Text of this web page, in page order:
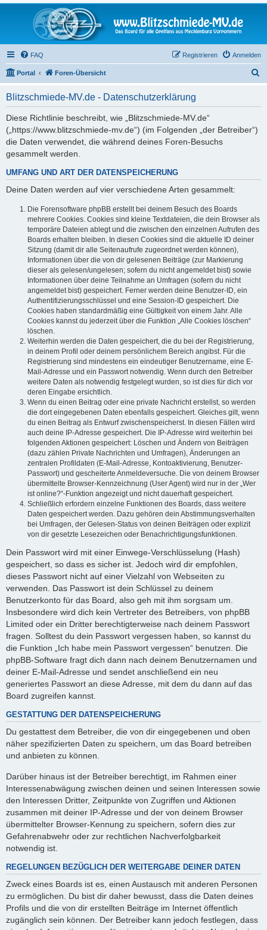
FAQ Anmelden
Registrieren
Portal Foren-Übersicht
Blitzschmiede-MV.de - Datenschutzerklärung
Diese Richtlinie beschreibt, wie „Blitzschmiede-MV.de“
(„https://www.blitzschmiede-mv.de“) (im Folgenden „der Betreiber“)
die Daten verwendet, die während deines Foren-Besuchs
gesammelt werden.
UMFANG UND ART DER DATENSPEICHERUNG
Deine Daten werden auf vier verschiedene Arten gesammelt:
Die Forensoftware phpBB erstellt bei deinem Besuch des Boards
mehrere Cookies. Cookies sind kleine Textdateien, die dein Browser als
temporäre Dateien ablegt und die zwischen den einzelnen Aufrufen des
Boards erhalten bleiben. In diesen Cookies sind die aktuelle ID deiner
Sitzung (damit dir alle Seitenaufrufe zugeordnet werden können),
Informationen über die von dir gelesenen Beiträge (zur Markierung
dieser als gelesen/ungelesen; sofern du nicht angemeldet bist) sowie
Informationen über deine Teilnahme an Umfragen (sofern du nicht
angemeldet bist) gespeichert. Ferner werden deine Benutzer-ID, ein
Authentifizierungsschlüssel und eine Session-ID gespeichert. Die
Cookies haben standardmäßig eine Gültigkeit von einem Jahr. Alle
Cookies kannst du jederzeit über die Funktion „Alle Cookies löschen“
löschen.
Weiterhin werden die Daten gespeichert, die du bei der Registrierung,
in deinem Profil oder deinem persönlichem Bereich angibst. Für die
Registrierung sind mindestens ein eindeutiger Benutzername, eine E-
Mail-Adresse und ein Passwort notwendig. Wenn durch den Betreiber
weitere Daten als notwendig festgelegt wurden, so ist dies für dich vor
deren Eingabe ersichtlich.
Wenn du einen Beitrag oder eine private Nachricht erstellst, so werden
die dort eingegebenen Daten ebenfalls gespeichert. Gleiches gilt, wenn
du einen Beitrag als Entwurf zwischenspeicherst. In diesen Fällen wird
auch deine IP-Adresse gespeichert. Die IP-Adresse wird weiterhin bei
folgenden Aktionen gespeichert: Löschen und Ändern von Beiträgen
(dazu zählen Private Nachrichten und Umfragen), Änderungen an
zentralen Profildaten (E-Mail-Adresse, Kontoaktivierung, Benutzer-
Passwort) und gescheiterte Anmeldeversuche. Die von deinem Browser
übermittelte Browser-Kennzeichnung (User Agent) wird nur in der „Wer
ist online?“-Funktion angezeigt und nicht dauerhaft gespeichert.
Schließlich erfordern einzelne Funktionen des Boards, dass weitere
Daten gespeichert werden. Dazu gehören dein Abstimmungsverhalten
bei Umfragen, der Gelesen-Status von deinen Beiträgen oder explizit
von dir gesetzte Lesezeichen oder Benachrichtigungsfunktionen.
Dein Passwort wird mit einer Einwege-Verschlüsselung (Hash)
gespeichert, so dass es sicher ist. Jedoch wird dir empfohlen,
dieses Passwort nicht auf einer Vielzahl von Webseiten zu
verwenden. Das Passwort ist dein Schlüssel zu deinem
Benutzerkonto für das Board, also geh mit ihm sorgsam um.
Insbesondere wird dich kein Vertreter des Betreibers, von phpBB
Limited oder ein Dritter berechtigterweise nach deinem Passwort
fragen. Solltest du dein Passwort vergessen haben, so kannst du
die Funktion „Ich habe mein Passwort vergessen“ benutzen. Die
phpBB-Software fragt dich dann nach deinem Benutzernamen und
deiner E-Mail-Adresse und sendet anschließend ein neu
generiertes Passwort an diese Adresse, mit dem du dann auf das
Board zugreifen kannst.
GESTATTUNG DER DATENSPEICHERUNG
Du gestattest dem Betreiber, die von dir eingegebenen und oben
näher spezifizierten Daten zu speichern, um das Board betreiben
und anbieten zu können.
Darüber hinaus ist der Betreiber berechtigt, im Rahmen einer
Interessenabwägung zwischen deinen und seinen Interessen sowie
den Interessen Dritter, Zeitpunkte von Zugriffen und Aktionen
zusammen mit deiner IP-Adresse und der von deinem Browser
übermittelter Browser-Kennung zu speichern, sofern dies zur
Gefahrenabwehr oder zur rechtlichen Nachverfolgbarkeit
notwendig ist.
REGELUNGEN BEZÜGLICH DER WEITERGABE DEINER DATEN
Zweck eines Boards ist es, einen Austausch mit anderen Personen
zu ermöglichen. Du bist dir daher bewusst, dass die Daten deines
Profils und die von dir erstellten Beiträge im Internet öffentlich
zugänglich sein können. Der Betreiber kann jedoch festlegen, dass